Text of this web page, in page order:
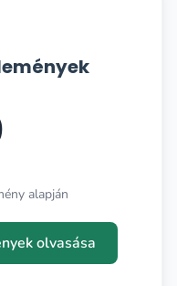
alapján
olvasása